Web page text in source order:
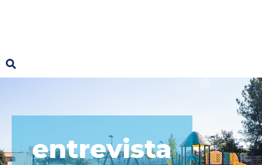
entrevista